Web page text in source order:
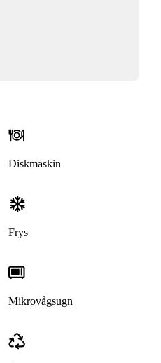
Diskmaskin
Frys
Mikrovågsugn